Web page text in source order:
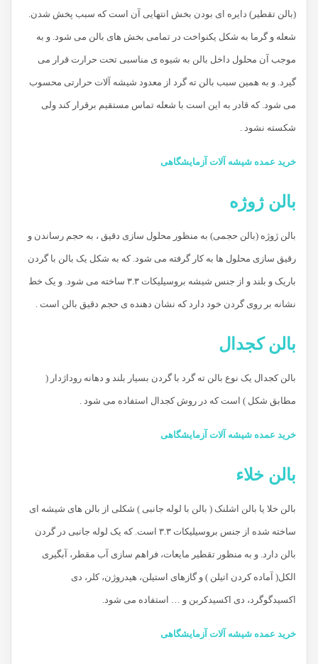
(بالن تقطیر) دایره ای بودن بخش انتهایی آن است که سبب پخش شدن.
شعله و گرما به شکل یکنواخت در تمامی بخش های بالن می شود. و به
موجب آن محلول داخل بالن به شیوه ی مناسبی تحت حرارت قرار می
گیرد. و به همین سبب بالن ته گرد از معدود شیشه آلات حرارتی محسوب
می شود. که قادر به این است با شعله تماس مستقیم برقرار کند ولی
شکسته نشود .
خرید عمده شیشه آلات آزمایشگاهی
بالن ژوژه
بالن ژوژه (بالن حجمی) به منظور محلول سازی دقیق ، به حجم رساندن و
رقیق سازی محلول ها به کار گرفته می شود. که به شکل یک بالن با گردن
باریک و بلند و از جنس شیشه بروسیلیکات ۳.۳ ساخته می شود. و یک خط
نشانه بر روی گردن خود دارد که نشان دهنده ی حجم دقیق بالن است .
بالن کجدال
بالن کجدال یک نوع بالن ته گرد با گردن بسیار بلند و دهانه روداژدار (
مطابق شکل ) است که در روش کجدال استفاده می شود .
خرید عمده شیشه آلات آزمایشگاهی
بالن خلاء
بالن خلا یا بالن اشلنک ( بالن با لوله جانبی ) شکلی از بالن های شیشه ای
ساخته شده از جنس بروسیلیکات ۳.۳ است. که یک لوله جانبی در گردن
بالن دارد. و به منظور تقطیر مایعات، فراهم سازی آب مقطر، آبگیری
الکل( آماده کردن اتیلن ) و گازهای استیلن، هیدروژن، کلر، دی
اکسیدگوگرد، دی اکسیدکربن و … استفاده می شود.
خرید عمده شیشه آلات آزمایشگاهی